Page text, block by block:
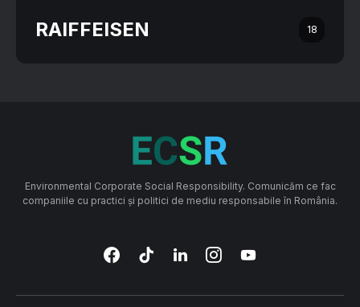
RAIFFEISEN 18
Environmental Corporate Social Responsibility. Comunicăm ce fac
companiile cu practici și politici de mediu responsabile în România.